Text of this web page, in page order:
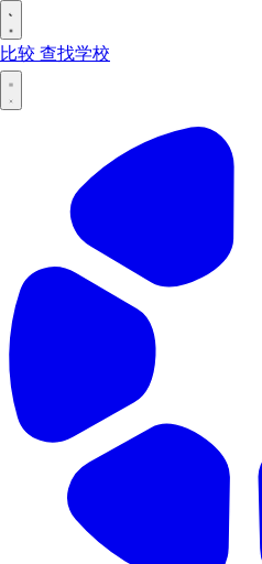
比较查找学校